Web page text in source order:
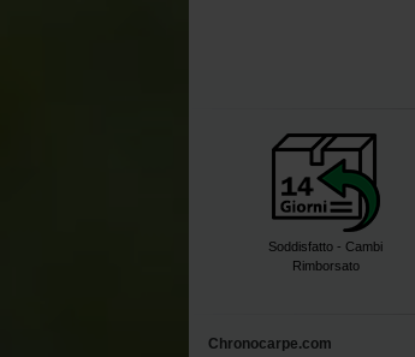
Soddisfatto - Cambi
Rimborsato
Chronocarpe.com